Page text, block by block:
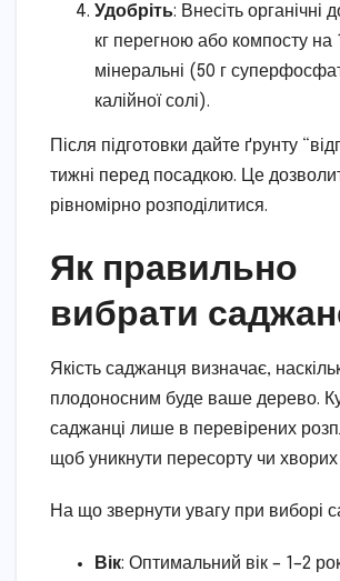
Удобріть: Внесіть органічні
кг перегною або компосту на
мінеральні (50 г
калійної солі).
Після підготовки дайте ґрунту
тижні перед посадкою. Це
рівномірно розподілитися.
Як правильно
вибрати
Якість саджанця визначає,
плодоносним буде ваше дерево.
саджанці лише в перевірених
щоб уникнути пересорту чи
На що звернути увагу при виборі
Вік: Оптимальний вік – 1–2